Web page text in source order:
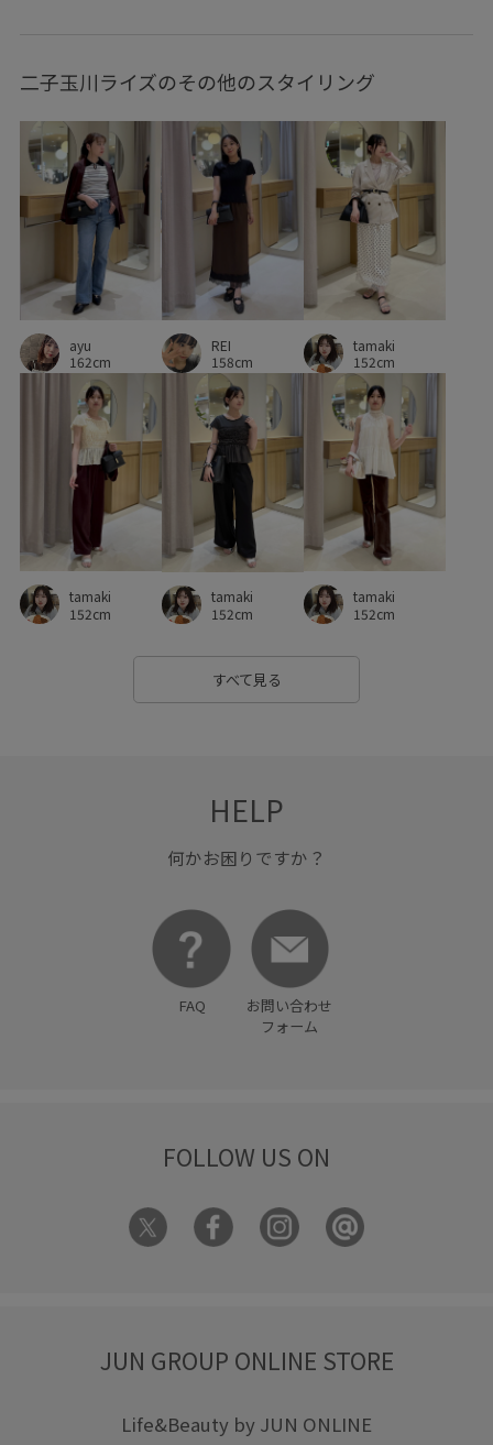
カットソー素材 カップ付き カラーバリエーション豊富
ギンガムチェック クッション サイズ調整 サッカー
シャツ シャツ地 シワになりにくい シンプル
シンプルなデザイン ジャケット スエード スカート
スタイルアップ スッキリ ストラップ
ストレスフリー タック チャンキーヒール
デイリー使い トレンド ドライタッチ
ハイウエスト ハンドタオル バランスが良い
パンツにもスカートにも ピスタチオ フェミニン
フレンチスリーブ ブラウス ブレスレット ヘルシー
ベーシック ボリューム感 ポーチ
マーメイドスカート ワイドシルエット ワイドパンツ
ワンピース ヴィンテージ ヴィンテージ感 上品
伸縮性 光沢感 凹凸感 切り替え
大人っぽい 女性らしい印象
財布 足長 透け感
靴下
二子玉川ライズのその他のスタイリング
ayu
162cm
REI
158cm
tamaki
152cm
tamaki
152cm
tamaki
152cm
tamaki
152cm
すべて見る
HELP
何かお困りですか？
FAQ
お問い合わせ
フォーム
FOLLOW US ON
JUN GROUP ONLINE STORE
Life&Beauty by JUN ONLINE